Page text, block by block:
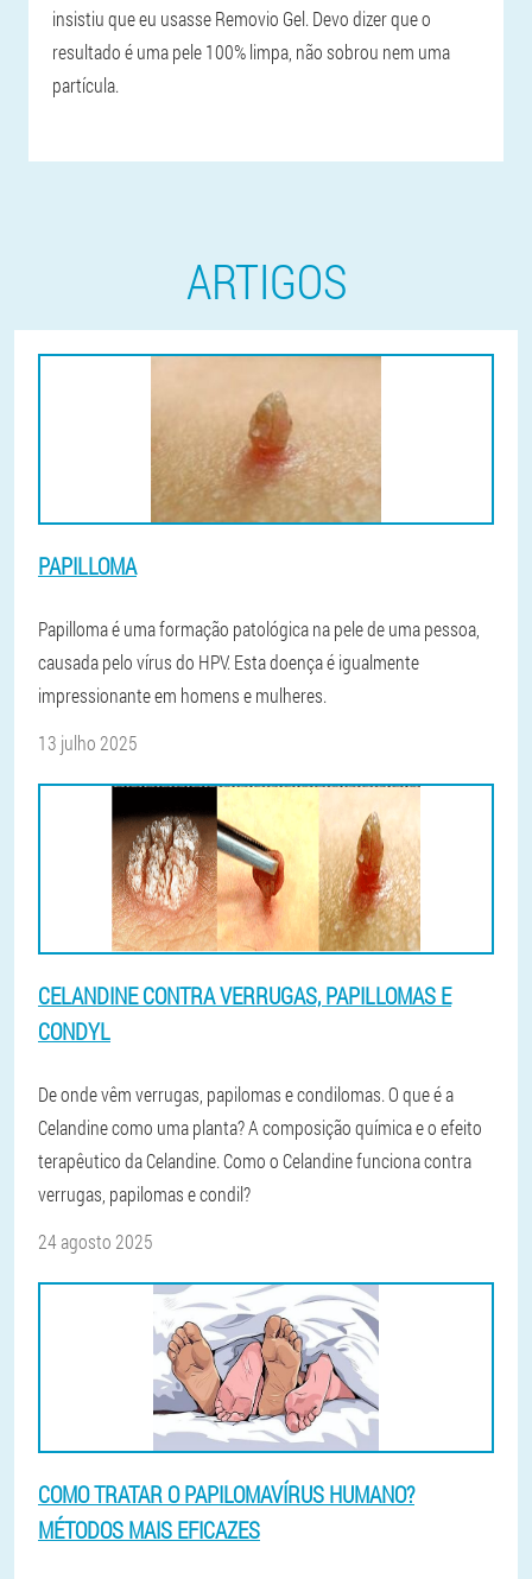
insistiu que eu usasse Removio Gel. Devo dizer que o
resultado é uma pele 100% limpa, não sobrou nem uma
partícula.
ARTIGOS
PAPILLOMA
Papilloma é uma formação patológica na pele de uma pessoa,
causada pelo vírus do HPV. Esta doença é igualmente
impressionante em homens e mulheres.
13 julho 2025
CELANDINE CONTRA VERRUGAS, PAPILLOMAS E
CONDYL
De onde vêm verrugas, papilomas e condilomas. O que é a
Celandine como uma planta? A composição química e o efeito
terapêutico da Celandine. Como o Celandine funciona contra
verrugas, papilomas e condil?
24 agosto 2025
COMO TRATAR O PAPILOMAVÍRUS HUMANO?
MÉTODOS MAIS EFICAZES